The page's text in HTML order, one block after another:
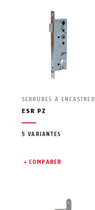
SERRURES À ENCASTRER
ESR PZ
5 VARIANTES
COMPARER